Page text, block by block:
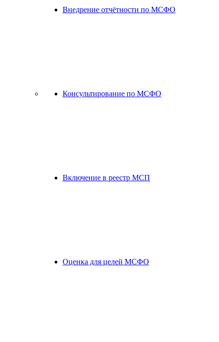
Внедрение отчётности по МСФО
Консультирование по МСФО
Включение в реестр МСП
Оценка для целей МСФО